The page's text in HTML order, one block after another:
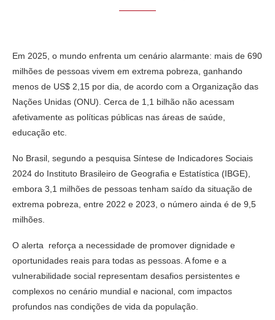
Em 2025, o mundo enfrenta um cenário alarmante: mais de 690
milhões de pessoas vivem em extrema pobreza, ganhando
menos de US$ 2,15 por dia, de acordo com a Organização das
Nações Unidas (ONU). Cerca de 1,1 bilhão não acessam
afetivamente as políticas públicas nas áreas de saúde,
educação etc.
No Brasil, segundo a pesquisa Síntese de Indicadores Sociais
2024 do Instituto Brasileiro de Geografia e Estatística (IBGE),
embora 3,1 milhões de pessoas tenham saído da situação de
extrema pobreza, entre 2022 e 2023, o número ainda é de 9,5
milhões.
O alerta reforça a necessidade de promover dignidade e
oportunidades reais para todas as pessoas. A fome e a
vulnerabilidade social representam desafios persistentes e
complexos no cenário mundial e nacional, com impactos
profundos nas condições de vida da população.